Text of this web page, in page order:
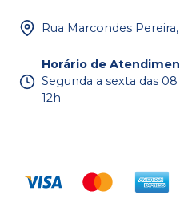
Rua Marcondes
Horário de
Segunda a sexta das
12h